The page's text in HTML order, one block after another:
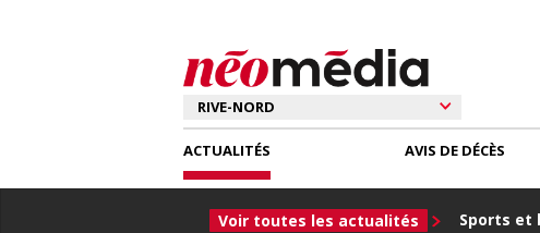
ACTUALITÉS
Voir toutes les actualités Sports et
AVIS DE DÉCÈS